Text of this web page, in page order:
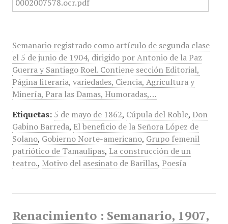
Semanario registrado como artículo de segunda clase
el 5 de junio de 1904, dirigido por Antonio de la Paz
Guerra y Santiago Roel. Contiene sección Editorial,
Página literaria, variedades, Ciencia, Agricultura y
Minería, Para las Damas, Humoradas,…
Etiquetas: 5 de mayo de 1862, Cúpula del Roble, Don
Gabino Barreda, El beneficio de la Señora López de
Solano, Gobierno Norte-americano, Grupo femenil
patriótico de Tamaulipas, La construcción de un
teatro., Motivo del asesinato de Barillas, Poesía
Renacimiento : Semanario, 1907,